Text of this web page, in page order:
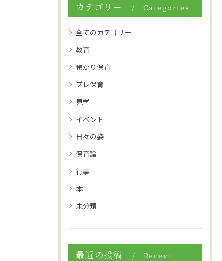
カテゴリー Categories
全てのカテゴリー
教育
預かり保育
プレ保育
見学
イベント
日々の姿
保育論
行事
本
未分類
最近の投稿
Recent